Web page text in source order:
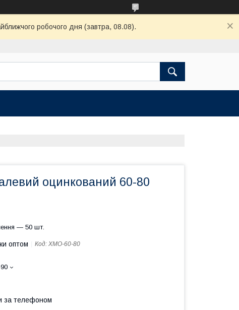
робочого дня (завтра, 08.08).
оцинкований 60-80
— 50 шт.
оптом Код: ХМО-60-80
за телефоном